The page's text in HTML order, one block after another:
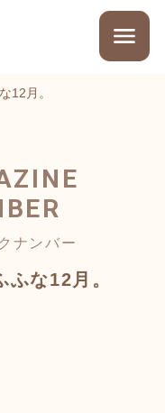
12月。
ナンバー
な12月。